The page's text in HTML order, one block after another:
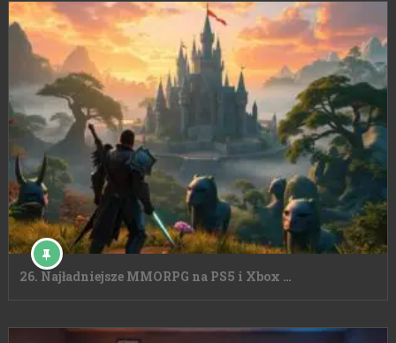
26. Najładniejsze MMORPG na PS5 i Xbox …